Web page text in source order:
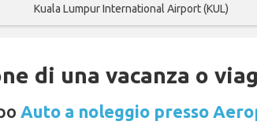
Kuala Lumpur International Airport (KUL)
di una vacanza o
Auto a noleggio presso